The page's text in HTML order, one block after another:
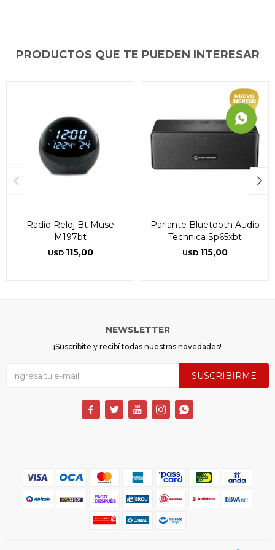
PRODUCTOS QUE TE PUEDEN INTERESAR
Radio Reloj Bt Muse
M197bt
USD 115,00
Parlante Bluetooth Audio
Technica Sp65xbt
USD 115,00
NEWSLETTER
¡Suscribite y recibí todas nuestras novedades!
SUSCRIBIRME
    